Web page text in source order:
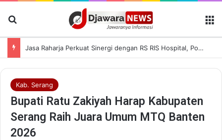
Jasa Raharja Perkuat Sinergi dengan RS RIS Hospital, Polres Tangerang Selatan, dan BPJS Ketenagakerjaan dalam Sosialisasi Keterjaminan Korban Kecelakaan Lalu Lintas
Kab. Serang
Bupati Ratu Zakiyah Harap Kabupaten
Serang Raih Juara Umum MTQ Banten
2026